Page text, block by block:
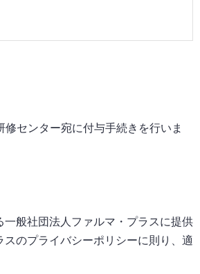
センター宛に付与手続きを行いま
般社団法人ファルマ・プラスに提供
のプライバシーポリシーに則り、適